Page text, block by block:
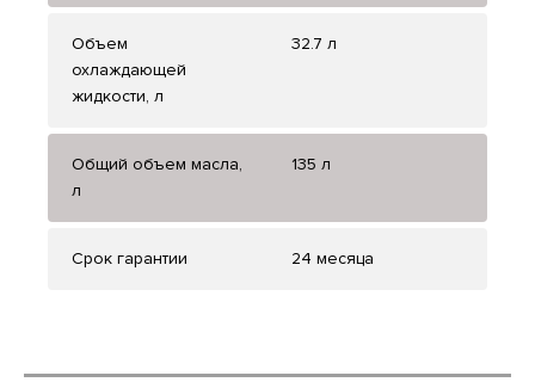
Объем
охлаждающей
жидкости, л
32.7 л
Общий объем масла,
л
135 л
Срок гарантии 24 месяца